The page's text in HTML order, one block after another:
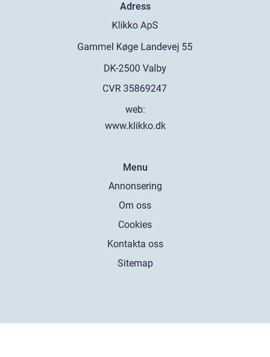
Adress
web:
www.klikko.dk
Menu
Annonsering
Om oss
Cookies
Kontakta oss
Sitemap